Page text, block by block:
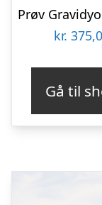
kr.
Gå til